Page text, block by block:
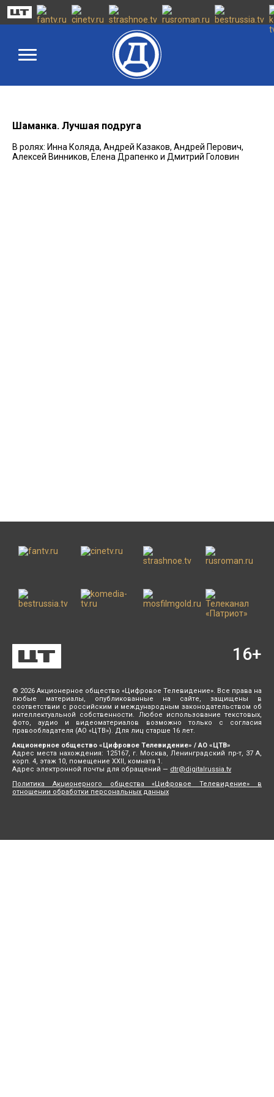
Шаманка. Лучшая подруга
В ролях: Инна Коляда, Андрей Казаков, Андрей Перович,
Алексей Винников, Елена Драпенко и Дмитрий Головин
© 2026 Акционерное общество «Цифровое Телевидение». Все права на
любые материалы, опубликованные на сайте, защищены в
соответствии с российским и международным законодательством об
интеллектуальной собственности. Любое использование текстовых,
фото, аудио и видеоматериалов возможно только с согласия
правообладателя (АО «ЦТВ»). Для лиц старше 16 лет.
Акционерное общество «Цифровое Телевидение» / АО «ЦТВ»
Адрес места нахождения: 125167, г. Москва, Ленинградский пр-т, 37 А,
корп. 4, этаж 10, помещение XXII, комната 1.
Адрес электронной почты для обращений — dtr@digitalrussia.tv
Политика Акционерного общества «Цифровое Телевидение» в
отношении обработки персональных данных
16+